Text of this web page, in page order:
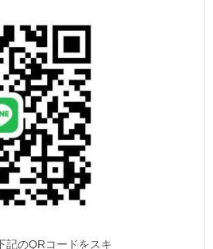
記のQRコードをスキ